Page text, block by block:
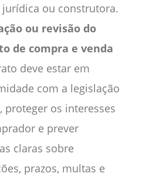
jurídica ou construtora.
ou revisão do
de compra e venda
deve estar em
com a legislação
proteger os interesses
e prever
claras sobre
prazos, multas e